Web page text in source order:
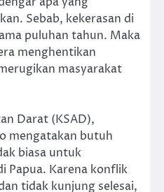
Sebab, kekerasan di
puluhan tahun. Maka
menghentikan
masyarakat
Darat (KSAD),
mengatakan butuh
biasa untuk
Papua. Karena konflik
tidak kunjung selesai,